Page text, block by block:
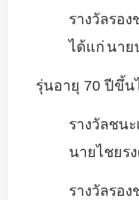
รางวัลร
ได้แก่ นาย
รุ่นอายุ 70 ปีขึ้น
รางวัลช
นายไชยร
รางวัลร